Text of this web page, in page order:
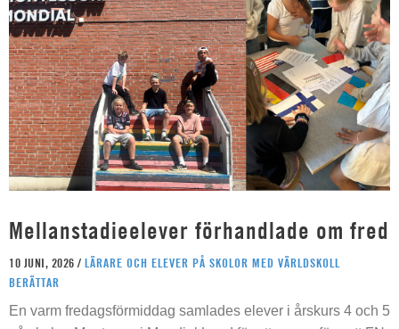
Mellanstadieelever förhandlade om fred
10 JUNI, 2026 / LÄRARE OCH ELEVER PÅ SKOLOR MED VÄRLDSKOLL
BERÄTTAR
En varm fredagsförmiddag samlades elever i årskurs 4 och 5